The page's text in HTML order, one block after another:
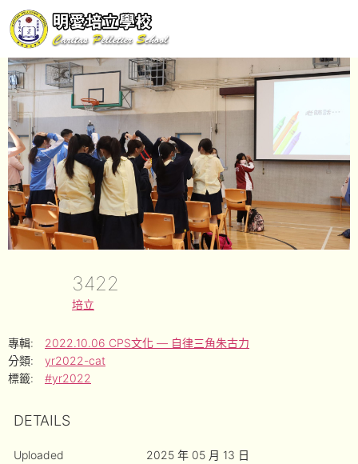
3422
培立
專輯:
2022.10.06 CPS文化 — 自律三角朱古力
分類:
yr2022-cat
標籤:
#yr2022
DETAILS
Uploaded 2025 年 05 月 13 日